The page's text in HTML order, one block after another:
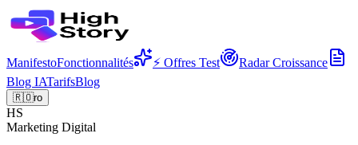
ManifestoFonctionnalités ⚡ Offres Test
Radar Croissance
Blog IATarifsBlog
🇷🇴ro
HS
Marketing Digital